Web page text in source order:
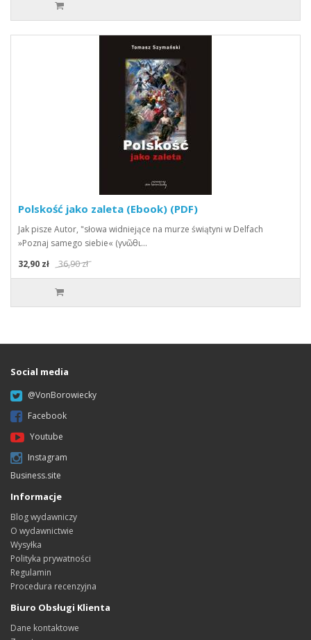
Polskość jako zaleta (Ebook) (PDF)
Jak pisze Autor, "słowa widniejące na murze świątyni w Delfach
»Poznaj samego siebie« (γνῶθι…
32,90 zł
36,90 zł
Social media
@VonBorowiecky
Facebook
Youtube
Instagram
Business.site
Informacje
Blog wydawniczy
O wydawnictwie
Wysyłka
Polityka prywatności
Regulamin
Procedura recenzyjna
Biuro Obsługi Klienta
Dane kontaktowe